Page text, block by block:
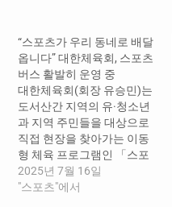
“스포츠가 우리 동네로 배달
옵니다” 대한체육회, 스포츠
버스 활발히 운영 중
대한체육회(회장 유승민)는
도서산간 지역의 유·청소년
과 지역 주민들을 대상으로
직접 현장을 찾아가는 이동
형 체육 프로그램인 「스포
츠버스」를 활발하게 운영
중이다. 2009년부터 시작된
2025년 7월 16일
"스포츠"에서